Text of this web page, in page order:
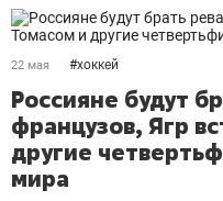
22 мая #хоккей
Россияне будут
французов, Ягр
другие
мира